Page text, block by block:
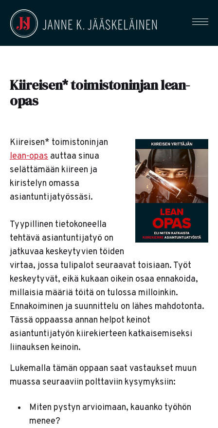
Kiireisen* toimistoninjan lean-
opas
Kiireisen* toimistoninjan
lean-opas auttaa sinua
selättämään kiireen ja
kiristelyn omassa
asiantuntijatyössäsi.
Tyypillinen tietokoneella
tehtävä asiantuntijatyö on
jatkuvaa keskeytyvien töiden
virtaa, jossa tulipalot seuraavat toisiaan. Työt
keskeytyvät, eikä kukaan oikein osaa ennakoida,
millaisia määriä töitä on tulossa milloinkin.
Ennakoiminen ja suunnittelu on lähes mahdotonta.
Tässä oppaassa annan helpot keinot
asiantuntijatyön kiirekierteen katkaisemiseksi
liinauksen keinoin.
Lukemalla tämän oppaan saat vastaukset muun
muassa seuraaviin polttaviin kysymyksiin:
Miten pystyn arvioimaan, kauanko työhön
menee?